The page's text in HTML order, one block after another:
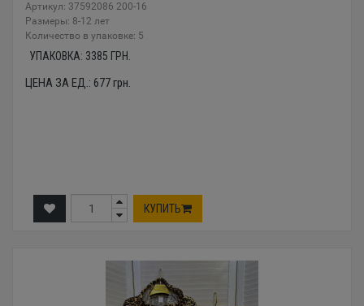
Артикул: 37592086 200-16
Размеры: 8-12 лет
Количество в упаковке: 5
УПАКОВКА: 3385 ГРН.
ЦЕНА ЗА ЕД.: 677грн.
КУПИТЬ